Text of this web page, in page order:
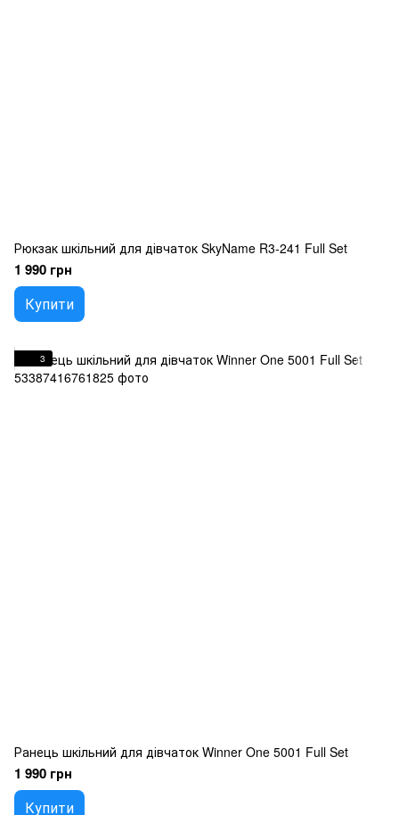
Рюкзак шкільний для дівчаток SkyName R3-241 Full Set
1 990 грн
Купити
3
Ранець шкільний для дівчаток Winner One 5001 Full Set
1 990 грн
Купити